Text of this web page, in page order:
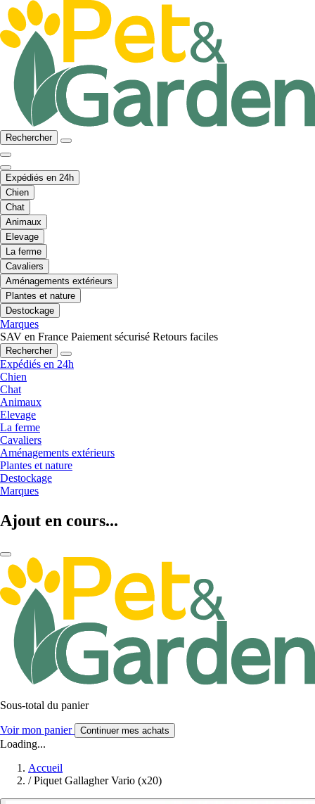
Rechercher
Expédiés en 24h
Chien
Chat
Animaux
Elevage
La ferme
Cavaliers
Aménagements extérieurs
Plantes et nature
Destockage
Marques
SAV en France Paiement sécurisé Retours faciles
Rechercher
Expédiés en 24h
Chien
Chat
Animaux
Elevage
La ferme
Cavaliers
Aménagements extérieurs
Plantes et nature
Destockage
Marques
Ajout en cours...
Sous-total du panier
Voir mon panier Continuer mes achats
Loading...
Accueil
/ Piquet Gallagher Vario (x20)